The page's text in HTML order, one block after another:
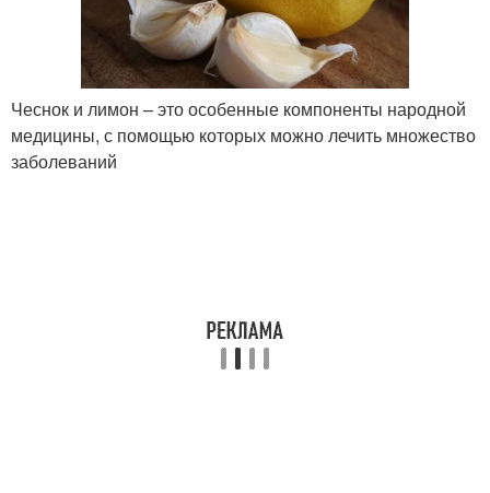
Чеснок и лимон – это особенные компоненты народной
медицины, с помощью которых можно лечить множество
заболеваний